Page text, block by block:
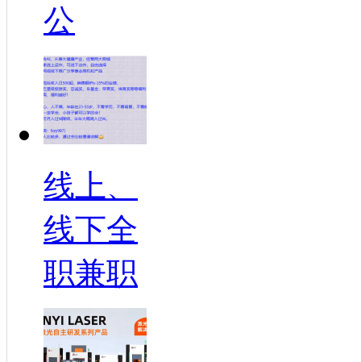
公
线上、
线下全
职兼职